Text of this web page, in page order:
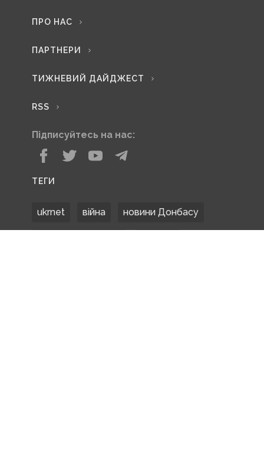
ПРО НАС
ПАРТНЕРИ
ТИЖНЕВИЙ ДАЙДЖЕСТ
RSS
Підписуйтесь на нас:
ТЕГИ
ukrnet війна новини Донбасу